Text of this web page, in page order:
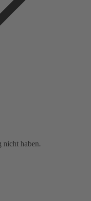
nicht haben.